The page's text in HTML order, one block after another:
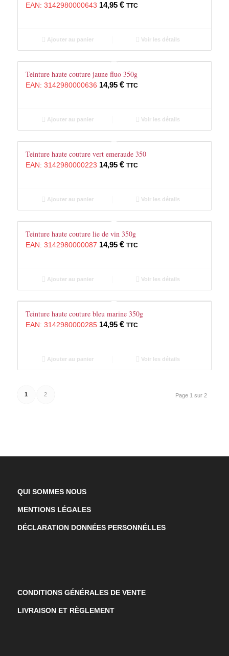
EAN: 3142980000643 14,95 € TTC
Ajouter au panier Voir les détails
Teinture haute couture jaune fluo 350g
EAN: 3142980000636 14,95 € TTC
Ajouter au panier Voir les détails
Teinture haute couture vert emeraude 350
EAN: 3142980000223 14,95 € TTC
Ajouter au panier Voir les détails
Teinture haute couture lie de vin 350g
EAN: 3142980000087 14,95 € TTC
Ajouter au panier Voir les détails
Teinture haute couture bleu marine 350g
EAN: 3142980000285 14,95 € TTC
Ajouter au panier Voir les détails
Page 1 sur 2
1 2
QUI SOMMES NOUS
MENTIONS LÉGALES
DÉCLARATION DONNÉES PERSONNÉLLES
CONDITIONS GÉNÉRALES DE VENTE
LIVRAISON ET RÈGLEMENT